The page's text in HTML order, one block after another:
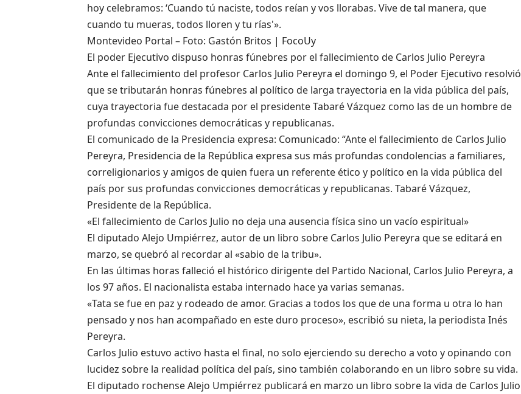
hoy celebramos: ‘Cuando tú naciste, todos reían y vos llorabas. Vive de tal manera, que
cuando tu mueras, todos lloren y tu rías'».
Montevideo Portal – Foto: Gastón Britos | FocoUy
El poder Ejecutivo dispuso honras fúnebres por el fallecimiento de Carlos Julio Pereyra
Ante el fallecimiento del profesor Carlos Julio Pereyra el domingo 9, el Poder Ejecutivo resolvió
que se tributarán honras fúnebres al político de larga trayectoria en la vida pública del país,
cuya trayectoria fue destacada por el presidente Tabaré Vázquez como las de un hombre de
profundas convicciones democráticas y republicanas.
El comunicado de la Presidencia expresa: Comunicado: “Ante el fallecimiento de Carlos Julio
Pereyra, Presidencia de la República expresa sus más profundas condolencias a familiares,
correligionarios y amigos de quien fuera un referente ético y político en la vida pública del
país por sus profundas convicciones democráticas y republicanas. Tabaré Vázquez,
Presidente de la República.
«El fallecimiento de Carlos Julio no deja una ausencia física sino un vacío espiritual»
El diputado Alejo Umpiérrez, autor de un libro sobre Carlos Julio Pereyra que se editará en
marzo, se quebró al recordar al «sabio de la tribu».
En las últimas horas falleció el histórico dirigente del Partido Nacional, Carlos Julio Pereyra, a
los 97 años. El nacionalista estaba internado hace ya varias semanas.
«Tata se fue en paz y rodeado de amor. Gracias a todos los que de una forma u otra lo han
pensado y nos han acompañado en este duro proceso», escribió su nieta, la periodista Inés
Pereyra.
Carlos Julio estuvo activo hasta el final, no solo ejerciendo su derecho a voto y opinando con
lucidez sobre la realidad política del país, sino también colaborando en un libro sobre su vida.
El diputado rochense Alejo Umpiérrez publicará en marzo un libro sobre la vida de Carlos Julio